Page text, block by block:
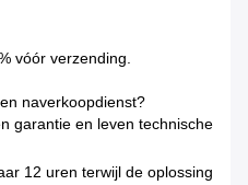
vóór verzending.
naverkoopdienst?
garantie en leven technische
12 uren terwijl de oplossing